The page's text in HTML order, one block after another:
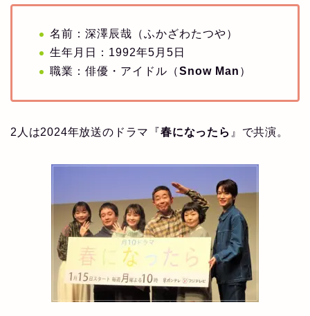
名前：深澤辰哉（ふかざわたつや）
生年月日：1992年5月5日
職業：俳優・アイドル（Snow Man ）
2人は2024年放送のドラマ『春になったら 』で共演。